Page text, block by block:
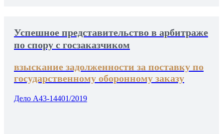
Успешное представительство в арбитраже
по спору с госзаказчиком
взыскание задолженности за поставку по
государственному оборонному заказу
Дело А43-14401/2019